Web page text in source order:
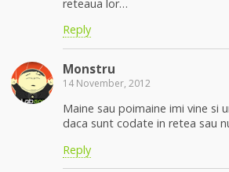
reteaua lor…
Reply
Monstru
14 November, 2012
Maine sau poimaine imi vine si
daca sunt codate in retea sau
Reply